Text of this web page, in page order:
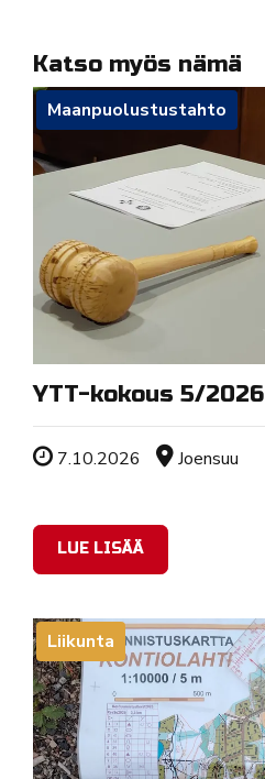
Katso myös nämä
Maanpuolustustahto
YTT-kokous 5/2026
Tapahtuman ajankohta
7.10.2026 Sijainti
Joensuu
LUE LISÄÄ
Liikunta